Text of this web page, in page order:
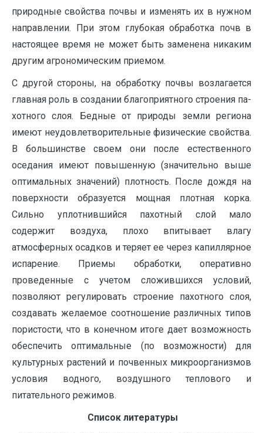
природные свойства почвы и изменять их в нужном
направлении. При этом глубокая обработка почв в
настоящее время не может быть заменена никаким
другим агрономичес­ким приемом.
С другой стороны, на обработку почвы возлагается
главная роль в создании благоприятного строения па­
хотного слоя. Бедные от природы земли региона
имеют неудовлетворительные физические свойства.
В большинстве своем они после естественно­го
оседания имеют повышенную (значительно выше
оптимальных значений) плотность. После дож­дя на
поверхности образуется мощная плотная корка.
Сильно уплот­нившийся пахотный слой мало
содержит воздуха, плохо впитывает влагу
атмосферных осадков и теряет ее че­рез капиллярное
испарение. Приемы обработки, опера­тивно
проведенные с учетом сложившихся условий,
позволяют регулировать строение пахотного слоя,
созда­вать желаемое соотношение различных типов
пористо­сти, что в конечном итоге дает возможность
обеспечить оптимальные (по возможности) для
культурных растений и почвенных микроорганизмов
условия водного, воздушного теплового и
питательного режимов.
Список литературы